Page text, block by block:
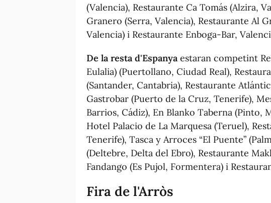
(Valencia), Restaurante Ca Tomás (Alzira,
Granero (Serra, Valencia), Restaurante Al
Valencia) i Restaurante Enboga-Bar,
De la resta d'Espanya estaran competint
Eulalia) (Puertollano, Ciudad Real),
(Santander, Cantabria), Restaurante
Gastrobar (Puerto de la Cruz, Tenerife),
Barrios, Cádiz), En Blanko Taberna (Pinto,
Hotel Palacio de La Marquesa (Teruel),
Tenerife), Tasca y Arroces “El Puente”
(Deltebre, Delta del Ebro), Restaurante
Fandango (Es Pujol, Formentera) i
Fira de l'Arròs